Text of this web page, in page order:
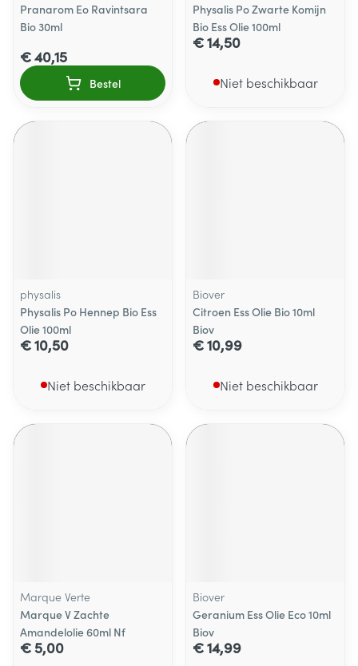
Pranarom Eo Ravintsara
Bio 30ml
€ 40,15
Bestel
Physalis Po Zwarte Komijn
Bio Ess Olie 100ml
€ 14,50
Niet beschikbaar
physalis
Physalis Po Hennep Bio Ess
Olie 100ml
€ 10,50
Niet beschikbaar
Biover
Citroen Ess Olie Bio 10ml
Biov
€ 10,99
Niet beschikbaar
Marque Verte
Marque V Zachte
Amandelolie 60ml Nf
€ 5,00
Biover
Geranium Ess Olie Eco 10ml
Biov
€ 14,99